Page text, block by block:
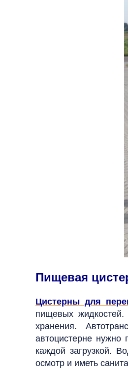
Пищевая
Цистерны для
пищевых
хранения.
автоцистерне нужно
каждой загрузкой.
осмотр и иметь